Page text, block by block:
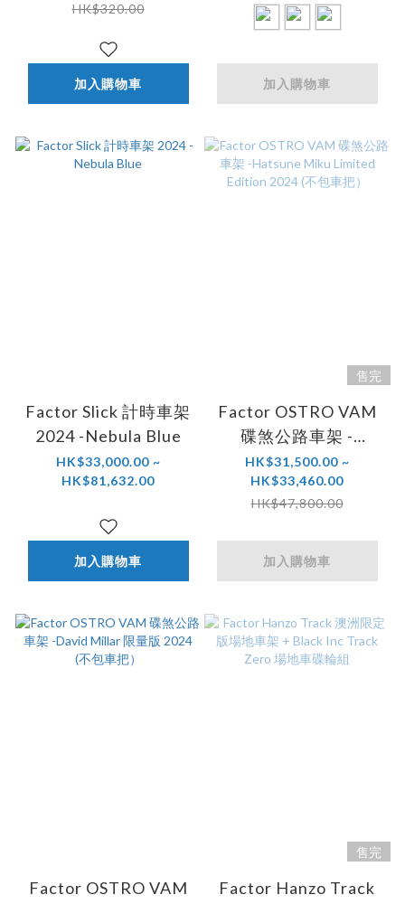
HK$320.00
加入購物車 加入購物車
Factor Slick 計時車架
2024 -Nebula Blue
HK$33,000.00 ~
HK$81,632.00
加入購物車
售完
Factor OSTRO VAM
碟煞公路車架 -
Hatsune Miku
Limited Edition 2024
(不包車把）
HK$31,500.00 ~
HK$33,460.00
HK$47,800.00
加入購物車
Factor OSTRO VAM
售完
Factor Hanzo Track